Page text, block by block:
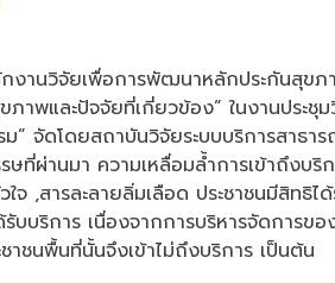
านวิจัยเพื่อการพัฒนาหลักประกันสุขภา
าพและปัจจัยที่เกี่ยวข้อง” ในงานประชุ
” จัดโดยสถาบันวิจัยระบบบริการสาธ
ที่ผ่านมา ความเหลื่อมล้ำการเข้าถึงบ
,สารละลายลิ่มเลือด ประชาชนมีสิทธิไ
บบริการ เนื่องจากการบริหารจัดการข
าชนพื้นที่นั้นจึงเข้าไม่ถึงบริการ เป็นต้น